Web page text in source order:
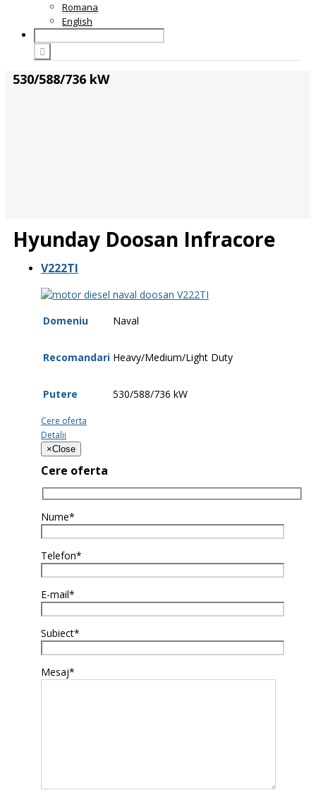
Romana
English
530/588/736 kW
Hyunday Doosan Infracore
V222TI
Domeniu Naval
Recomandari Heavy/Medium/Light Duty
Putere 530/588/736 kW
Cere oferta
Detalii
×Close
Cere oferta
Nume*
Telefon*
E-mail*
Subiect*
Mesaj*